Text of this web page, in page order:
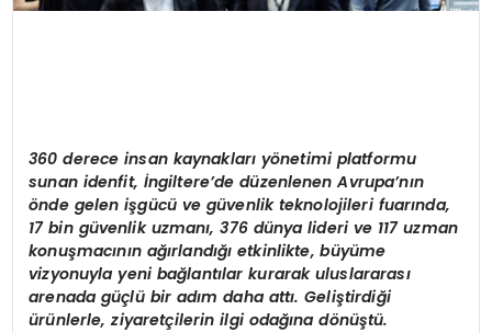
360 derece insan kaynakları yönetimi platformu
sunan idenfit, İngiltere’de düzenlenen Avrupa’nın
önde gelen işgücü ve güvenlik teknolojileri fuarında,
17 bin güvenlik uzmanı, 376 dünya lideri ve 117 uzman
konuşmacının ağırlandığı etkinlikte, büyüme
vizyonuyla yeni bağlantılar kurarak uluslararası
arenada güçlü bir adım daha attı. Geliştirdiği
ürünlerle, ziyaretçilerin ilgi odağına dönüştü.